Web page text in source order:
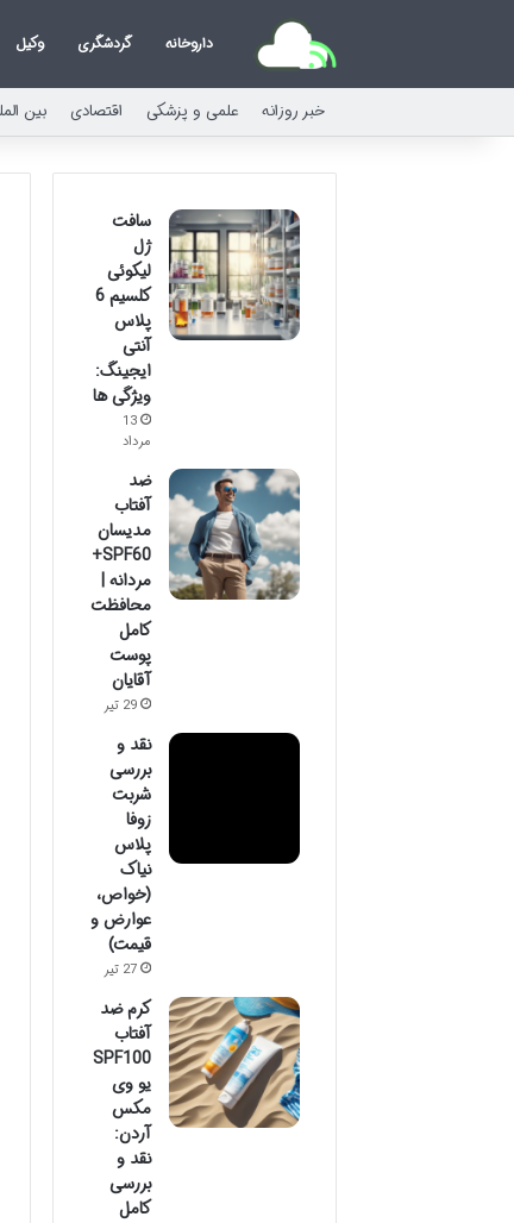
داروخانه گردشگری وکیل
خبر روزانه علمی و پزشکی اقتصادی بین
سافت
ژل
لیکوئی
کلسیم 6
پلاس
آنتی
ایجینگ:
ویژگی ها
13
مرداد
ضد
آفتاب
مدیسان
SPF60+
مردانه |
محافظت
کامل
پوست
آقایان
29 تیر
نقد و
بررسی
شربت
زوفا
پلاس
نیاک
(خواص،
عوارض و
قیمت)
27 تیر
کرم ضد
آفتاب
SPF100
یو وی
مکس
آردن:
نقد و
بررسی
کامل